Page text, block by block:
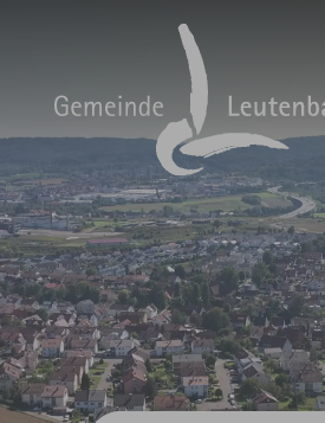
Zum Hauptinhalt springen